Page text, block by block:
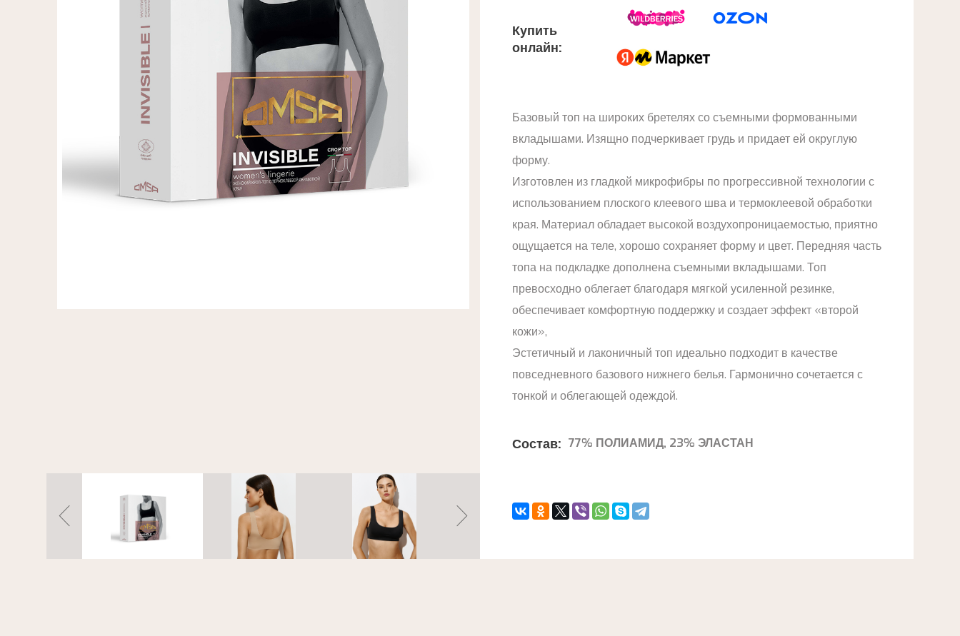
Купить
онлайн:
Базовый топ на широких бретелях со съемными формованными
вкладышами. Изящно подчеркивает грудь и придает ей округлую
форму.
Изготовлен из гладкой микрофибры по прогрессивной технологии с
использованием плоского клеевого шва и термоклеевой обработки
края. Материал обладает высокой воздухопроницаемостью, приятно
ощущается на теле, хорошо сохраняет форму и цвет. Передняя часть
топа на подкладке дополнена съемными вкладышами. Топ
превосходно облегает благодаря мягкой усиленной резинке,
обеспечивает комфортную поддержку и создает эффект «второй
кожи»,
Эстетичный и лаконичный топ идеально подходит в качестве
повседневного базового нижнего белья. Гармонично сочетается с
тонкой и облегающей одеждой.
Состав: 77% ПОЛИАМИД, 23% ЭЛАСТАН